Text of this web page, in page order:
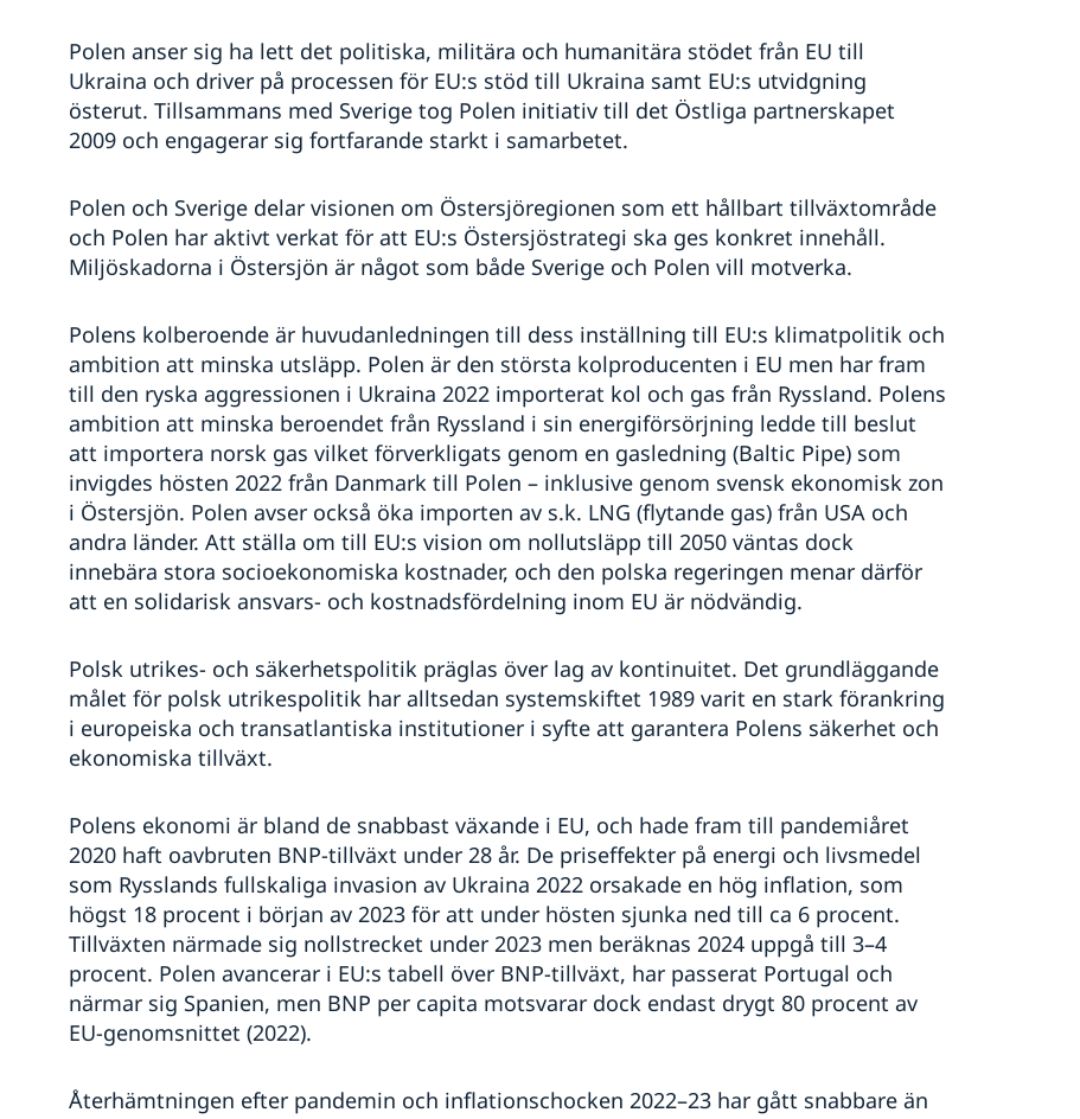
Polen anser sig ha lett det politiska, militära och humanitära stödet från EU till
Ukraina och driver på processen för EU:s stöd till Ukraina samt EU:s utvidgning
österut. Tillsammans med Sverige tog Polen initiativ till det Östliga partnerskapet
2009 och engagerar sig fortfarande starkt i samarbetet.
Polen och Sverige delar visionen om Östersjöregionen som ett hållbart tillväxtområde
och Polen har aktivt verkat för att EU:s Östersjöstrategi ska ges konkret innehåll.
Miljöskadorna i Östersjön är något som både Sverige och Polen vill motverka.
Polens kolberoende är huvudanledningen till dess inställning till EU:s klimatpolitik och
ambition att minska utsläpp. Polen är den största kolproducenten i EU men har fram
till den ryska aggressionen i Ukraina 2022 importerat kol och gas från Ryssland. Polens
ambition att minska beroendet från Ryssland i sin energiförsörjning ledde till beslut
att importera norsk gas vilket förverkligats genom en gasledning (Baltic Pipe) som
invigdes hösten 2022 från Danmark till Polen – inklusive genom svensk ekonomisk zon
i Östersjön. Polen avser också öka importen av s.k. LNG (flytande gas) från USA och
andra länder. Att ställa om till EU:s vision om nollutsläpp till 2050 väntas dock
innebära stora socioekonomiska kostnader, och den polska regeringen menar därför
att en solidarisk ansvars- och kostnadsfördelning inom EU är nödvändig.
Polsk utrikes- och säkerhetspolitik präglas över lag av kontinuitet. Det grundläggande
målet för polsk utrikespolitik har alltsedan systemskiftet 1989 varit en stark förankring
i europeiska och transatlantiska institutioner i syfte att garantera Polens säkerhet och
ekonomiska tillväxt.
Polens ekonomi är bland de snabbast växande i EU, och hade fram till pandemiåret
2020 haft oavbruten BNP-tillväxt under 28 år. De priseffekter på energi och livsmedel
som Rysslands fullskaliga invasion av Ukraina 2022 orsakade en hög inflation, som
högst 18 procent i början av 2023 för att under hösten sjunka ned till ca 6 procent.
Tillväxten närmade sig nollstrecket under 2023 men beräknas 2024 uppgå till 3–4
procent. Polen avancerar i EU:s tabell över BNP-tillväxt, har passerat Portugal och
närmar sig Spanien, men BNP per capita motsvarar dock endast drygt 80 procent av
EU-genomsnittet (2022).
Återhämtningen efter pandemin och inflationschocken 2022–23 har gått snabbare än